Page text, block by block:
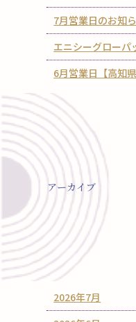
7月営業日のお知
エニシーグローパ
6月営業日【高知
アーカイブ
2026年7月